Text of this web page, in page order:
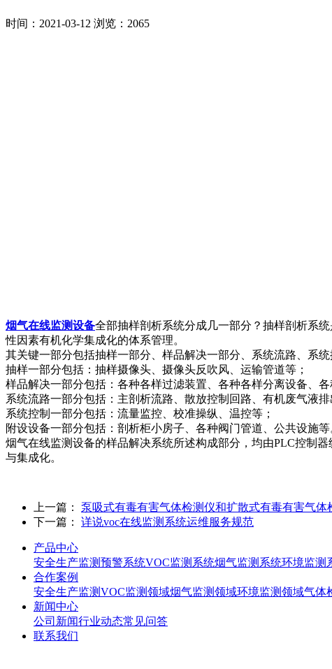
时间：2021-03-12 浏览：2065
烟气在线监测设备全部抽样剖析系统分成几一部分？抽样剖析系
性因素有机化学集成化的体系管理。
其关键一部分包括抽样一部分、样品解决一部分、系统流路、系统
抽样一部分包括：抽样摄像头、摄像头反吹风、运输管道等；
样品解决一部分包括：各种各样过滤装置、各种各样分离设备、
系统流路一部分包括：主剖析流路、散放控制回路、有机废气液排
系统控制一部分包括：流量监控、校准操纵、温控等；
附设设备一部分包括：剖析柜小房子、各种阀门管道、公共设施等
烟气在线监测设备的样品解决系统所述构成部分，均由PLC控制
与集成化。
上一篇：
泵吸式有毒有害气体检测仪和扩散式有毒有害气体
下一篇：
详说voc在线监测系统运维服务规范
产品中心
安全生产监测预警系统VOC监测系统烟气监测系统环境监测
合作案例
安全生产监测VOC监测领域烟气监测领域环境监测领域气体
新闻中心
公司新闻行业动态常见问答
联系我们